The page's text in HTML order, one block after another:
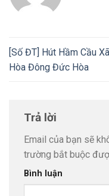
[Số ĐT] Hút Hầm Cầu
Hòa Đông Đức Hòa
Trả lời
Email của bạn sẽ
trường bắt buộc
Bình luận